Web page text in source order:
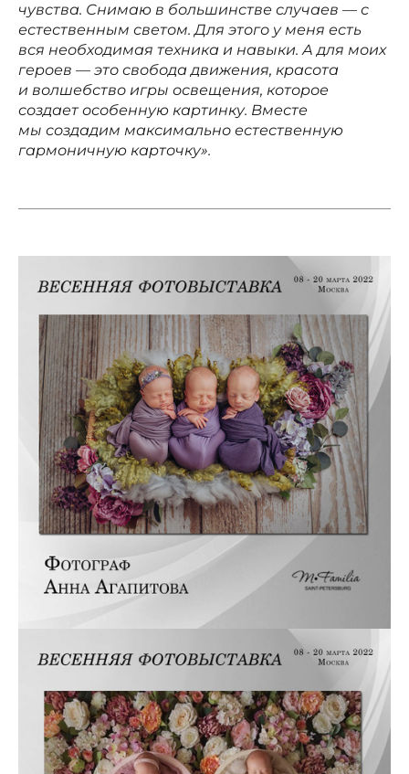
чувства. Снимаю в большинстве случаев — с
естественным светом. Для этого у меня есть
вся необходимая техника и навыки. А для моих
героев — это свобода движения, красота
и волшебство игры освещения, которое
создает особенную картинку. Вместе
мы создадим максимально естественную
гармоничную карточку».